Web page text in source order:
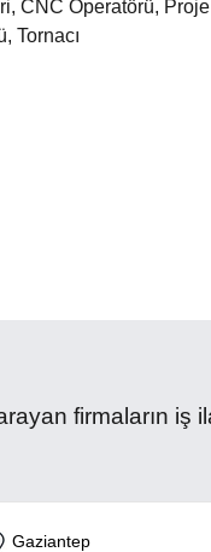
CNC Operatörü,
Tornacı
firmaların iş
Gaziantep